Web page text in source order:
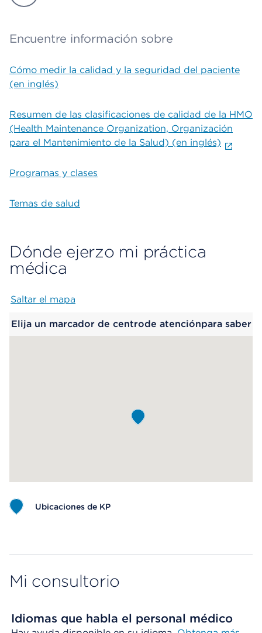
Encuentre información sobre
Cómo medir la calidad y la seguridad del paciente
(en inglés)
Resumen de las clasificaciones de calidad de la HMO
(Health Maintenance Organization, Organización
para el Mantenimiento de la Salud) (en inglés)
Programas y clases
Temas de salud
Dónde ejerzo mi práctica
médica
Saltar el mapa
Elija un marcador de centrode atenciónpara saber
Ubicaciones de KP
Mi consultorio
Idiomas que habla el personal médico